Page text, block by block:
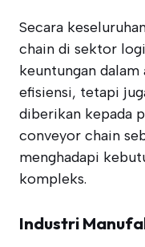
Secara
chain di sektor
keuntungan
efisiensi, tetapi
diberikan kepada
conveyor chain
menghadapi
kompleks.
Industri